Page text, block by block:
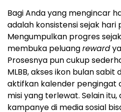
Bagi Anda yang mengincar
adalah konsistensi sejak hari
Mengumpulkan progres
membuka peluangreward
Prosesnya pun cukup
MLBB, akses ikon bulan sabit
aktifkan kalender pengingat
misi yang terlewat. Selain
kampanye di media sosial